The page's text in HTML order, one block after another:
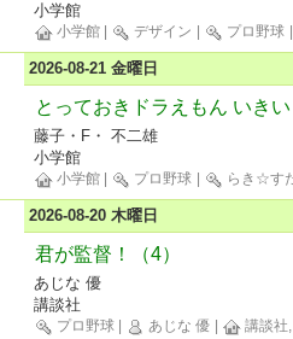
小学館
小学館 デザイン プロ野球
2026-08-21 金曜日
とっておきドラえもん いき
藤子・F・ 不二雄
小学館
小学館 プロ野球 らき☆す
2026-08-20 木曜日
君が監督！（4）
あじな 優
講談社
プロ野球 あじな 優 講談社,